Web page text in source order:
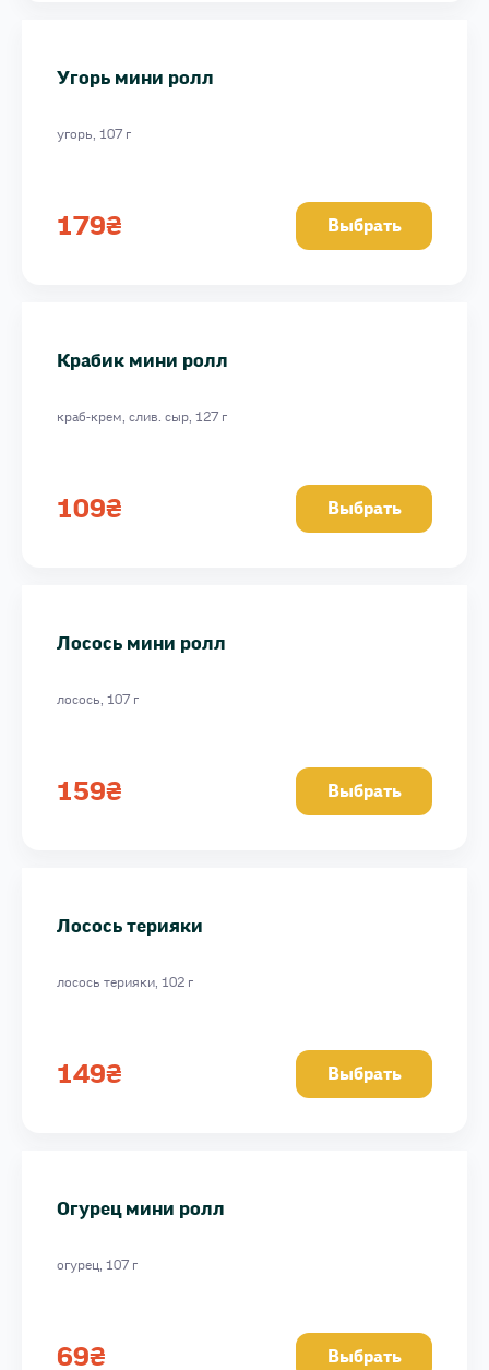
Угорь мини ролл
угорь, 107 г
179₴ Выбрать
Крабик мини ролл
краб-крем, слив. сыр, 127 г
109₴ Выбрать
Лосось мини ролл
лосось, 107 г
159₴ Выбрать
Лосось терияки
лосось терияки, 102 г
149₴ Выбрать
Огурец мини ролл
огурец, 107 г
69₴ Выбрать